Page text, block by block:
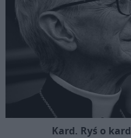
Kard. Ryś o